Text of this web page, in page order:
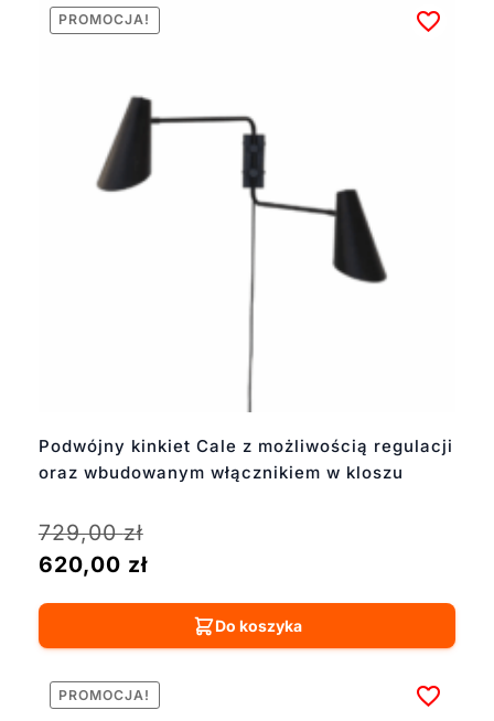
Podwójny kinkiet Cale z możliwością regulacji
oraz wbudowanym włącznikiem w kloszu
PROMOCJA!
729,00zł
620,00 zł
Do koszyka
PROMOCJA!